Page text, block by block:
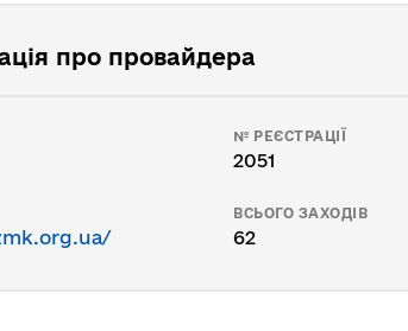
про провайдера
№ РЕЄСТРАЦІЇ
2051
ВСЬОГО ЗАХОДІВ
62